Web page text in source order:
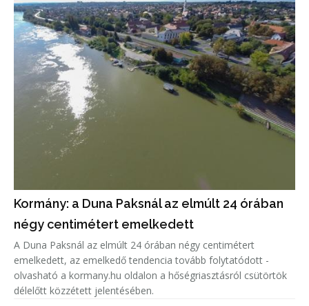
Kormány: a Duna Paksnál az elmúlt 24 órában
négy centimétert emelkedett
A Duna Paksnál az elmúlt 24 órában négy centimétert
emelkedett, az emelkedő tendencia tovább folytatódott -
olvasható a kormany.hu oldalon a hőségriasztásról csütörtök
délelőtt közzétett jelentésében.